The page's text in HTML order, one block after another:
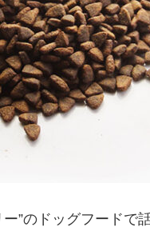
”のドッグフードで